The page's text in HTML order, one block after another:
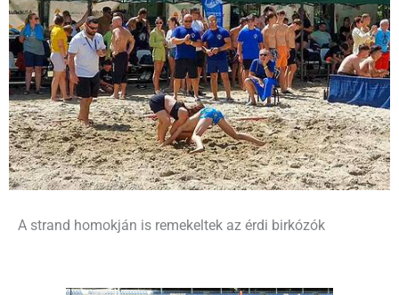
A strand homokján is remekeltek az érdi birkózók